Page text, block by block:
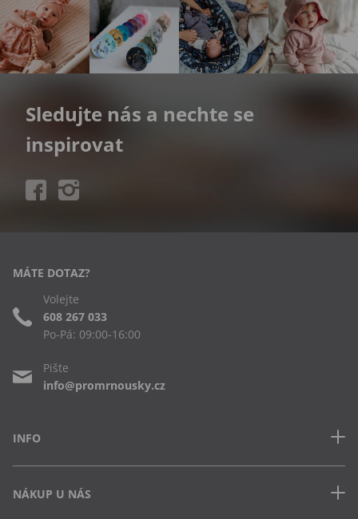
Sledujte nás a nechte se
inspirovat
INFO
Často kladené dotazy
NÁKUP U NÁS
MÁTE DOTAZ?
Volejte
608 267 033
Po-Pá: 09:00-16:00
Pište
info@promrnousky.cz